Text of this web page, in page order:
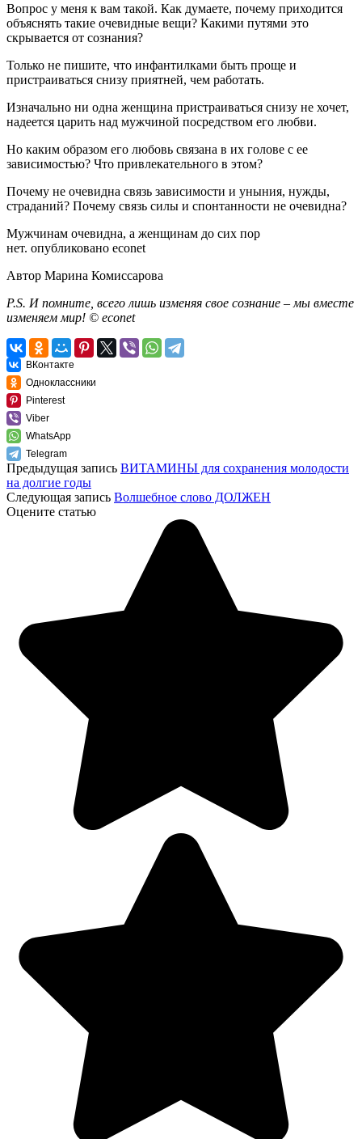
Вопрос у меня к вам такой. Как думаете, почему приходится
объяснять такие очевидные вещи? Какими путями это
скрывается от сознания?
Только не пишите, что инфантилками быть проще и
пристраиваться снизу приятней, чем работать.
Изначально ни одна женщина пристраиваться снизу не хочет,
надеется царить над мужчиной посредством его любви.
Но каким образом его любовь связана в их голове с ее
зависимостью? Что привлекательного в этом?
Почему не очевидна связь зависимости и уныния, нужды,
страданий? Почему связь силы и спонтанности не очевидна?
Мужчинам очевидна, а женщинам до сих пор
нет. опубликовано econet
Автор Марина Комиссарова
P.S. И помните, всего лишь изменяя свое сознание – мы вместе
изменяем мир! © econet
ВКонтакте
Одноклассники
Pinterest
Viber
WhatsApp
Telegram
Предыдущая запись ВИТАМИНЫ для сохранения молодости
на долгие годы
Следующая запись Волшебное слово ДОЛЖЕН
Оцените статью